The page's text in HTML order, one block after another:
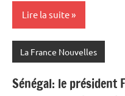
Lire la suite
La France Nouvelles
Sénégal: le président